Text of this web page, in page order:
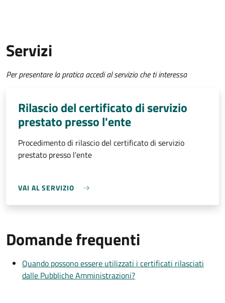
Servizi
Per presentare la pratica accedi al servizio che ti interessa
Rilascio del certificato di servizio
prestato presso l'ente
Procedimento di rilascio del certificato di servizio
prestato presso l'ente
VAI AL SERVIZIO
Domande frequenti
Quando possono essere utilizzati i certificati rilasciati
dalle Pubbliche Amministrazioni?